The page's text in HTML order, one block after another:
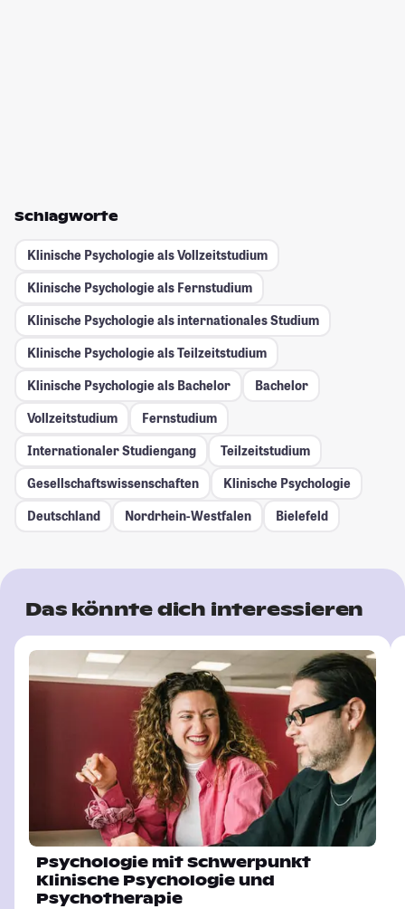
Schlagworte
Klinische Psychologie als Vollzeitstudium
Klinische Psychologie als Fernstudium
Klinische Psychologie als internationales Studium
Klinische Psychologie als Teilzeitstudium
Klinische Psychologie als Bachelor
Bachelor
Vollzeitstudium
Fernstudium
Internationaler Studiengang
Teilzeitstudium
Gesellschafts­wissenschaften
Klinische Psychologie
Deutschland
Nordrhein-Westfalen Bielefeld
Das könnte dich interessieren
Psychologie mit Schwerpunkt
Klinische Psychologie und
Psychotherapie